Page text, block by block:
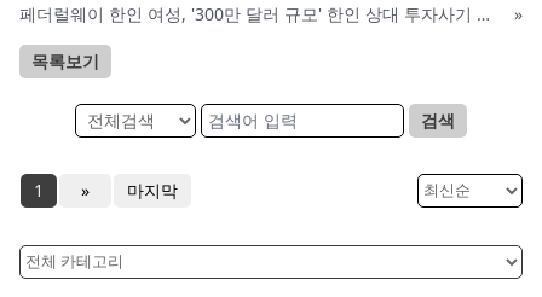
페더럴웨이 한인 여성, '300만 달러 규모' 한인 상대 투자사기 혐의 인정
»
목록보기
검색
1 » 마지막